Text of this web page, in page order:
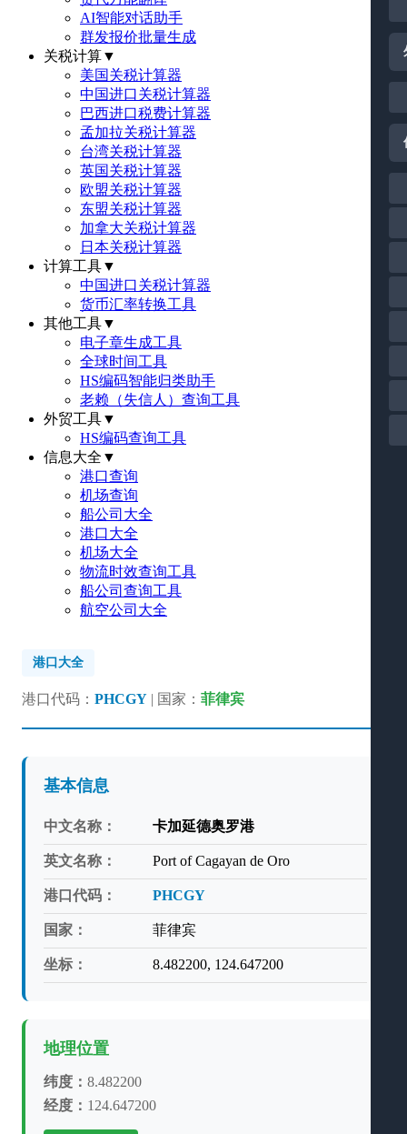
AI智能对话助手
群发报价批量生成
关税计算▼
美国关税计算器
中国进口关税计算器
巴西进口税费计算器
孟加拉关税计算器
台湾关税计算器
英国关税计算器
欧盟关税计算器
东盟关税计算器
加拿大关税计算器
日本关税计算器
计算工具▼
中国进口关税计算器
货币汇率转换工具
其他工具▼
电子章生成工具
全球时间工具
HS编码智能归类助手
老赖（失信人）查询工具
外贸工具▼
HS编码查询工具
信息大全 ▼
港口查询
机场查询
船公司大全
港口大全
机场大全
物流时效查询工具
船公司查询工具
航空公司大全
港口大全
港口代码： PHCGY | 国家： 菲律宾
基本信息
中文名称： 卡加延德奥罗港
英文名称： Port of Cagayan de Oro
港口代码： PHCGY
国家： 菲律宾
坐标： 8.482200, 124.647200
地理位置
纬度： 8.482200
经度： 124.647200